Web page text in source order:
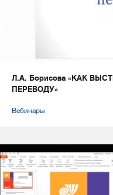
Л.А. Борисова «КАК
ПЕРЕВОДУ»
Вебинары